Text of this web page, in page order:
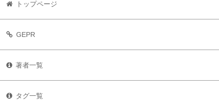
トップページ
GEPR
著者一覧
タグ一覧